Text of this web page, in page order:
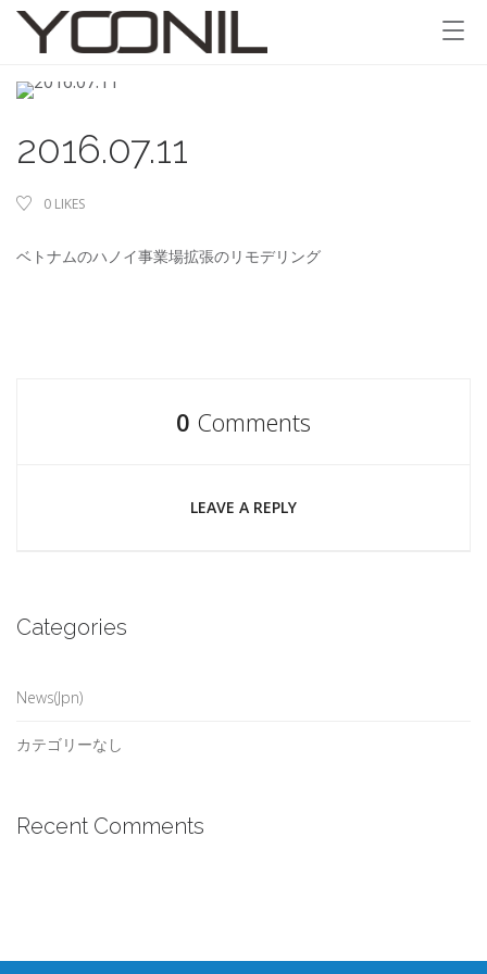
2016.07.11
0 LIKES
ベトナムのハノイ事業場拡張のリモデリング
0 Comments
LEAVE A REPLY
Categories
News(Jpn)
カテゴリーなし
Recent Comments